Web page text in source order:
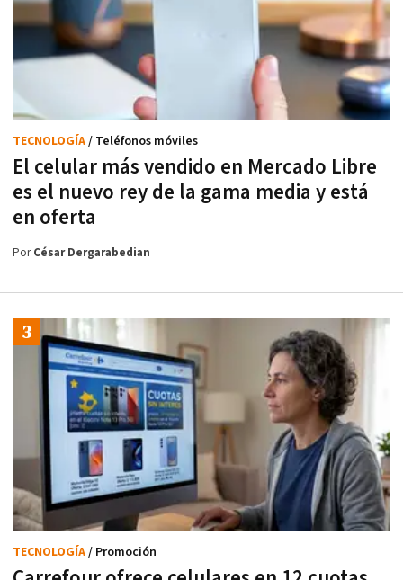
El celular más vendido en Mercado Libre
es el nuevo rey de la gama media y está
en oferta
TECNOLOGÍA/ Teléfonos móviles
PorCésar Dergarabedian
TECNOLOGÍA/ Promoción